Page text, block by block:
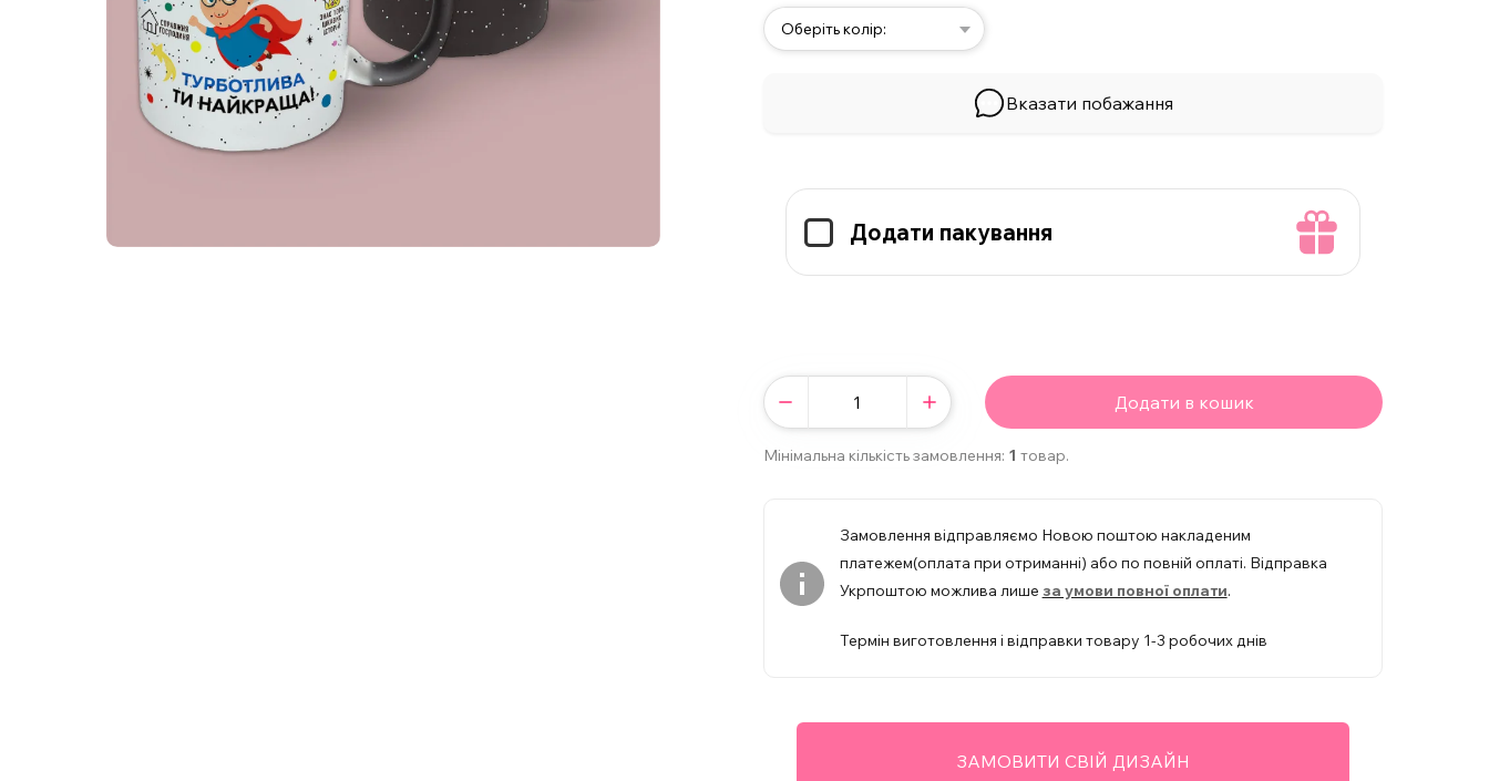
Оберіть колір:
Вказати побажання
Додати пакування
Додати в кошик
Мінімальна кількість замовлення: 1 товар.
Замовлення відправляємо Новою поштою накладеним
платежем(оплата при отриманні) або по повній оплаті. Відправка
Укрпоштою можлива лише за умови повної оплати.
Термін виготовлення і відправки товару 1-3 робочих днів
ЗАМОВИТИ СВІЙ ДИЗАЙН